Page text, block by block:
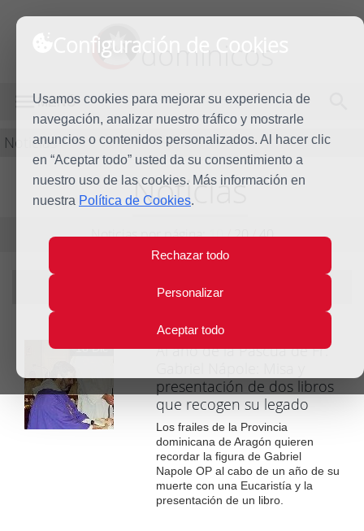
Configuración de Cookies
Usamos cookies para mejorar su experiencia de
navegación, analizar nuestro tráfico y mostrarle
anuncios o contenidos personalizados. Al hacer clic
en “Aceptar todo” usted da su consentimiento a
nuestro uso de las cookies. Más información en
nuestra Política de Cookies.
Rechazar todo
Personalizar
Aceptar todo
dominicos
MENÚ
Noticias
Noticias
Noticias por página:10/20/40
Filtrando por año:2014 |
18 Dic
Al año de la Pascua de Fr.
presentación de dos libros
que recogen su legado
Los frailes de la Provincia
dominicana de Aragón quieren
recordar la figura de Gabriel
Napole OP al cabo de un año de su
muerte con una Eucaristía y la
presentación de un libro.